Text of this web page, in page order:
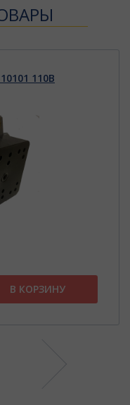
110В
В КОРЗИНУ